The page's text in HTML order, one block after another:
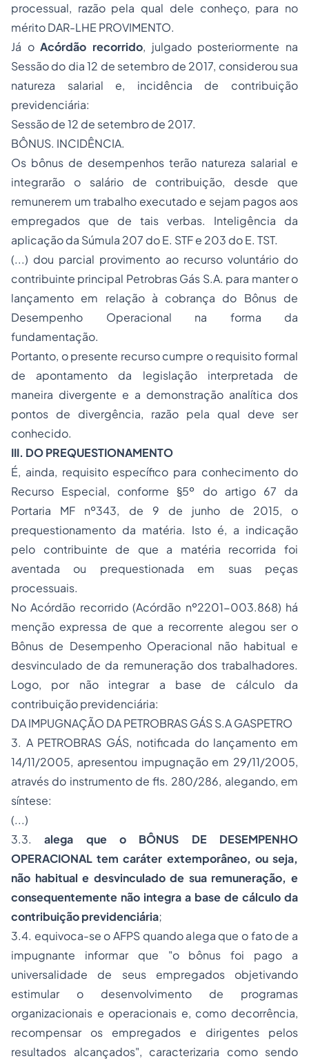
processual, razão pela qual dele conheço, para no
mérito DAR-LHE PROVIMENTO.
Já oAcórdão recorrido, julgado posteriormente na
Sessão do dia 12 de setembro de 2017, considerou sua
natureza salarial e, incidência de contribuição
previdenciária:
Sessão de 12 de setembro de 2017.
BÔNUS. INCIDÊNCIA.
Os bônus de desempenhos terão natureza salarial e
integrarão o salário de contribuição, desde que
remunerem um trabalho executado e sejam pagos aos
empregados que de tais verbas. Inteligência da
aplicação da Súmula 207 do E. STF e 203 do E. TST.
(...) dou parcial provimento ao recurso voluntário do
contribuinte principal Petrobras Gás S.A. para manter o
lançamento em relação à cobrança do Bônus de
Desempenho Operacional na forma da
fundamentação.
Portanto, o presente recurso cumpre o requisito formal
de apontamento da legislação interpretada de
maneira divergente e a demonstração analítica dos
pontos de divergência, razão pela qual deve ser
conhecido.
III. DO PREQUESTIONAMENTO
É, ainda, requisito específico para conhecimento do
Recurso Especial, conforme §5º do artigo 67 da
Portaria MF nº343, de 9 de junho de 2015, o
prequestionamento da matéria. Isto é, a indicação
pelo contribuinte de que a matéria recorrida foi
aventada ou prequestionada em suas peças
processuais.
No Acórdão recorrido (Acórdão nº2201-003.868) há
menção expressa de que a recorrente alegou ser o
Bônus de Desempenho Operacional não habitual e
desvinculado de da remuneração dos trabalhadores.
Logo, por não integrar a base de cálculo da
contribuição previdenciária:
DA IMPUGNAÇÃO DA PETROBRAS GÁS S.A GASPETRO
3. A PETROBRAS GÁS, notificada do lançamento em
14/11/2005, apresentou impugnação em 29/11/2005,
através do instrumento de fls. 280/286, alegando, em
síntese:
(...)
3.3.alega que o BÔNUS DE DESEMPENHO
OPERACIONAL tem caráter extemporâneo, ou seja,
não habitual e desvinculado de sua remuneração, e
consequentemente não integra a base de cálculo da
contribuição previdenciária;
3.4. equivoca-se o AFPS quando alega que o fato de a
impugnante informar que "o bônus foi pago a
universalidade de seus empregados objetivando
estimular o desenvolvimento de programas
organizacionais e operacionais e, como decorrência,
recompensar os empregados e dirigentes pelos
resultados alcançados", caracterizaria como sendo